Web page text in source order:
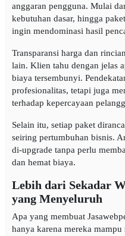
anggaran pengguna. Mulai
kebutuhan dasar, hingga
ingin mendominasi hasil
Transparansi harga dan
lain. Klien tahu dengan jelas
biaya tersembunyi.
profesionalitas, tetapi juga
terhadap kepercayaan
Selain itu, setiap paket
seiring pertumbuhan bisnis.
di-upgrade tanpa perlu
dan hemat biaya.
Lebih dari Sekadar
yang Menyeluruh
Apa yang membuat
hanya karena mereka